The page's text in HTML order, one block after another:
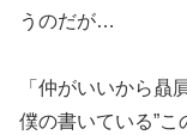
うのだが…
「仲がいいから贔
僕の書いている”こ